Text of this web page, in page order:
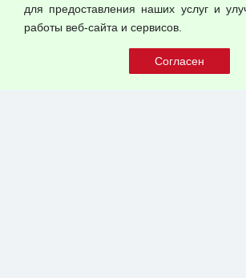
© 2026 ООО "Феникс"
для предоставления наших услуг и
работы веб-сайта и сервисов.